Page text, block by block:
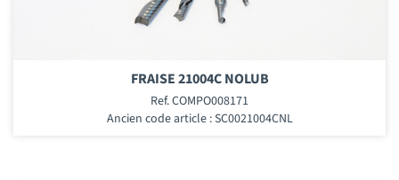
FRAISE 21004C NOLUB
Ref. COMPO008171
Ancien code article : SC0021004CNL